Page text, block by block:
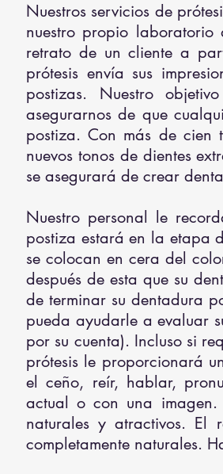
Nuestros servicios de
nuestro propio
retrato de un cliente a
prótesis envía sus
postizas. Nuestro
asegurarnos de que
postiza. Con más de cien
nuevos tonos de dientes
se asegurará de crear
Nuestro personal le
postiza estará en la etapa
se colocan en cera del
después de esta que su
de terminar su dentadura
pueda ayudarle a evaluar
por su cuenta). Incluso si
prótesis le proporcionará
el ceño, reír, hablar,
actual o con una imagen.
naturales y atractivos. El
completamente naturales.